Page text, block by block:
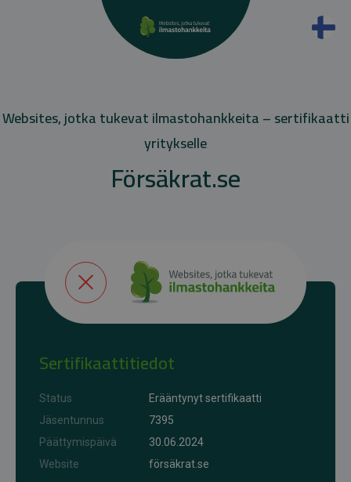
Websites, jotka tukevat ilmastohankkeita – sertifikaatti
yritykselle
Försäkrat.se
Sertifikaattitiedot
Status
Erääntynyt sertifikaatti
Jäsentunnus
7395
Päättymispäivä
30.06.2024
Website
försäkrat.se